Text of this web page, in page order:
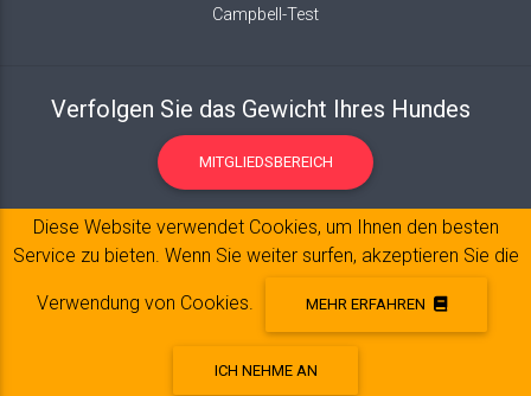
Campbell-Test
Verfolgen Sie das Gewicht Ihres Hundes
MITGLIEDSBEREICH
© 2017-2020 Copyright:
Diese Website verwendet Cookies, um Ihnen den besten
Service zu bieten. Wenn Sie weiter surfen, akzeptieren Sie die
Verwendung von Cookies. MEHR ERFAHREN
ICH NEHME AN